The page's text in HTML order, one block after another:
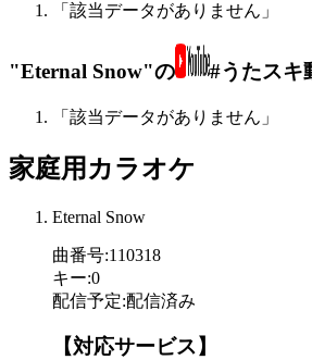
「該当データがありません」
"Eternal Snow"の #うたスキ
「該当データがありません」
家庭用カラオケ
Eternal Snow
曲番号:110318
キー:0
配信予定:配信済み
【対応サービス】